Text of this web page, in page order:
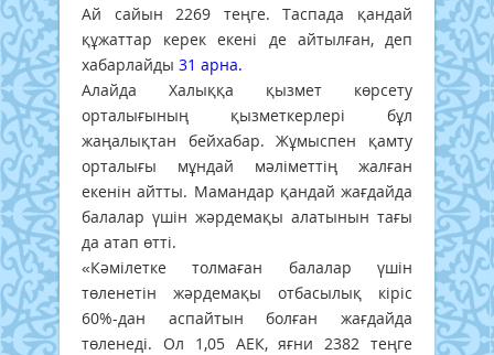
Ай сайын 2269 теңге. Таспада қандай
құжаттар керек екені де айтылған, деп
хабарлайды 31 арна.
Алайда Халыққа қызмет көрсету
орталығының қызметкерлері бұл
жаңалықтан бейхабар. Жұмыспен қамту
орталығы мұндай мәліметтің жалған
екенін айтты. Мамандар қандай жағдайда
балалар үшін жәрдемақы алатынын тағы
да атап өтті.
«Кәмілетке толмаған балалар үшін
төленетін жәрдемақы отбасылық кіріс
60%-дан аспайтын болған жағдайда
төленеді. Ол 1,05 АЕК, яғни 2382 теңге